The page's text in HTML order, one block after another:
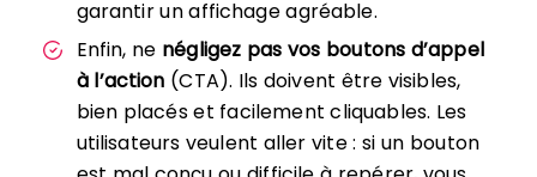
garantir un affichage agréable.
Enfin, ne négligez pas vos boutons d’appel
à l’action (CTA). Ils doivent être visibles,
bien placés et facilement cliquables. Les
utilisateurs veulent aller vite : si un bouton